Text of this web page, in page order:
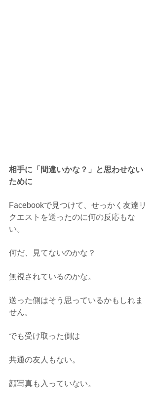
相手に「間違いかな？」と思わせない
ために
Facebookで見つけて、せっかく友達リ
クエストを送ったのに何の反応もな
い。
何だ、見てないのかな？
無視されているのかな。
送った側はそう思っているかもしれま
せん。
でも受け取った側は
共通の友人もない。
顔写真も入っていない。